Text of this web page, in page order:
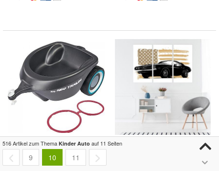
BIG-Bobby-Car Neo Trailer
Anthrazit - Bobby-Car
Anhänger, 3 Liter, fürKinder
Leinwand Bilder SET 3-Teilig
516 Artikel zum Thema Kinder Auto auf 11 Seiten
9 10 11